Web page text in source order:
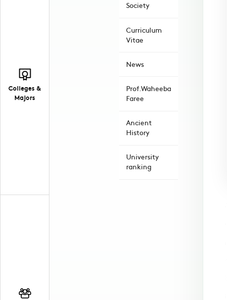
Colleges &
Majors
Society
Curriculum
Vitae
News
Prof.Waheeba
Faree
Ancient
History
University
ranking